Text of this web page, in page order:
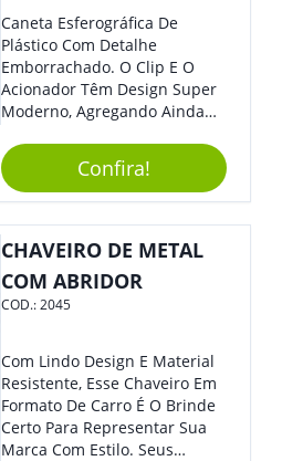
Caneta Esferográfica De
Plástico Com Detalhe
Emborrachado. O Clip E O
Acionador Têm Design Super
Moderno, Agregando Ainda
Marca.
Confira!
CHAVEIRO DE METAL
COM ABRIDOR
COD.:2045
Com Lindo Design E Material
Resistente, Esse Chaveiro Em
Formato De Carro É O Brinde
Certo Para Representar Sua
Marca Com Estilo. Seus